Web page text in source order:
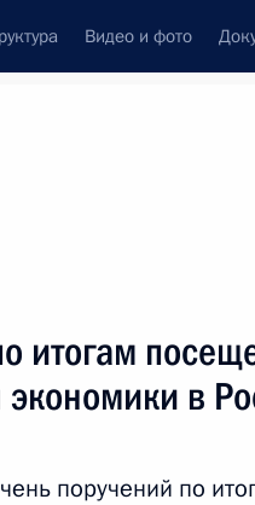
Видео и фото
следующие материалы
итогам
экономики в
поручений по